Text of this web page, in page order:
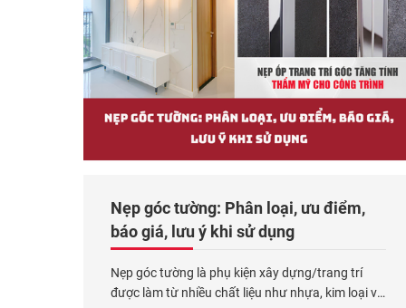
Nẹp góc tường: Phân loại, ưu điểm,
báo giá, lưu ý khi sử dụng
Nẹp góc tường là phụ kiện xây dựng/trang trí
được làm từ nhiều chất liệu như nhựa, kim loại và